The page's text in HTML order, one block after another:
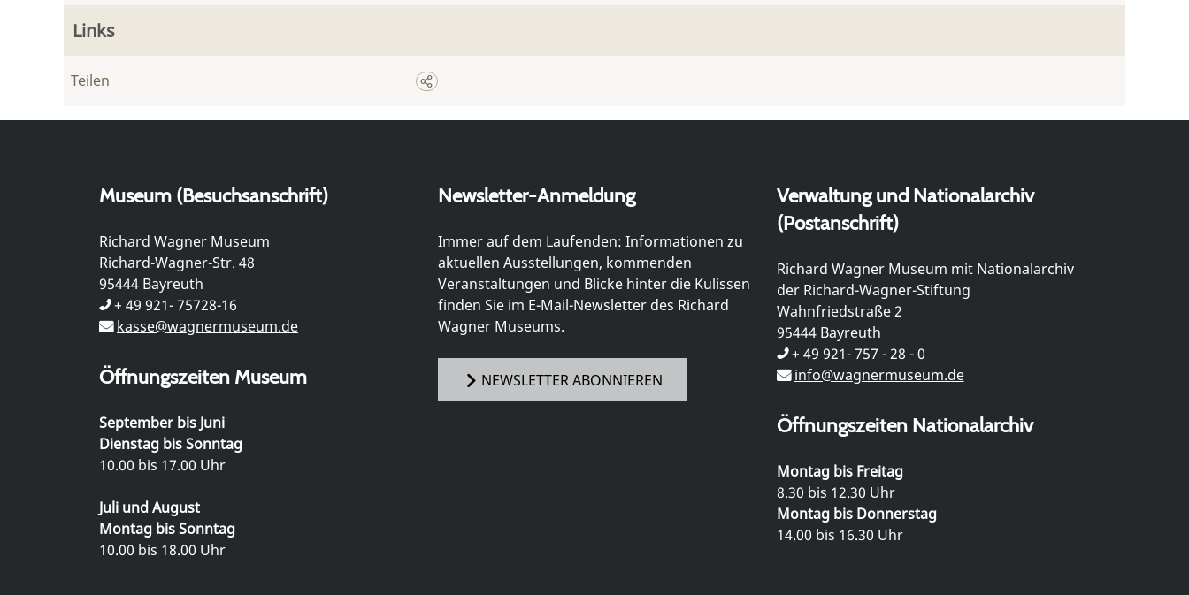
Links
Teilen
Museum (Besuchsanschrift)
Richard Wagner Museum
Richard-Wagner-Str. 48
95444 Bayreuth
+ 49 921- 75728-16
kasse@wagnermuseum.de
Öffnungszeiten Museum
September bis Juni
Dienstag bis Sonntag
10.00 bis 17.00 Uhr
Juli und August
Montag bis Sonntag
10.00 bis 18.00 Uhr
Newsletter-Anmeldung
Immer auf dem Laufenden: Informationen zu
aktuellen Ausstellungen, kommenden
Veranstaltungen und Blicke hinter die Kulissen
finden Sie im E-Mail-Newsletter des Richard
Wagner Museums.
NEWSLETTER ABONNIEREN
Verwaltung und Nationalarchiv
(Postanschrift)
Richard Wagner Museum mit Nationalarchiv
der Richard-Wagner-Stiftung
Wahnfriedstraße 2
95444 Bayreuth
+ 49 921- 757 - 28 - 0
info@wagnermuseum.de
Öffnungszeiten Nationalarchiv
Montag bis Freitag
8.30 bis 12.30 Uhr
Montag bis Donnerstag
14.00 bis 16.30 Uhr